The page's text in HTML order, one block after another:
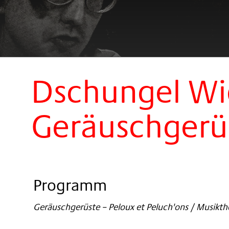
Dschungel
Programm
Geräuschgerüste – Peloux et Peluch'ons /